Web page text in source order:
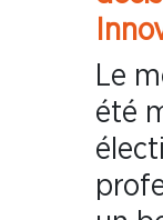
Le
été